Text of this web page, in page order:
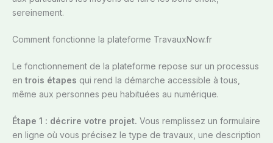
sereinement.
Comment fonctionne la plateforme TravauxNow.fr
Le fonctionnement de la plateforme repose sur un processus
en trois étapes qui rend la démarche accessible à tous,
même aux personnes peu habituées au numérique.
Étape 1 : décrire votre projet. Vous remplissez un formulaire
en ligne où vous précisez le type de travaux, une description